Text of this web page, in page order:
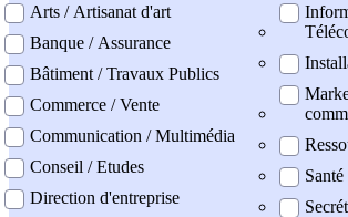
Arts / Artisanat d'art
Banque / Assurance
Bâtiment / Travaux Publics
Commerce / Vente
Communication / Multimédia
Conseil / Etudes
Direction d'entreprise
Santé